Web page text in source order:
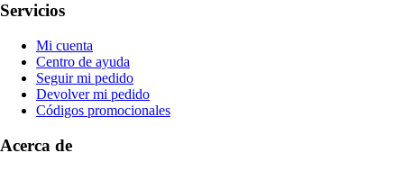
Servicios
Mi cuenta
Centro de ayuda
Seguir mi pedido
Devolver mi pedido
Códigos promocionales
Acerca de